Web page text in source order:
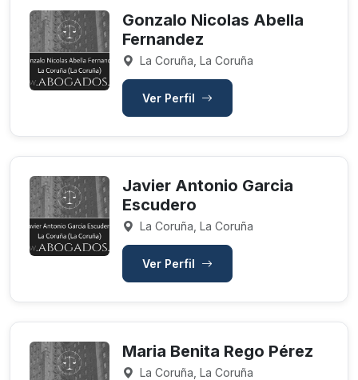
Gonzalo Nicolas Abella
Fernandez
La Coruña, La Coruña
Ver Perfil
Javier Antonio Garcia
Escudero
La Coruña, La Coruña
Ver Perfil
Maria Benita Rego Pérez
La Coruña, La Coruña